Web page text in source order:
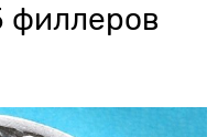
филлеров